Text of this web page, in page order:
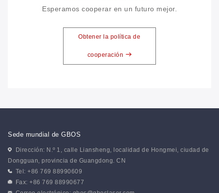
Esperamos cooperar en un futuro mejor.
Obtener la política de
cooperación
Sede mundial de GBOS
Dirección: N.º 1, calle Liansheng, localidad de Hongmei, ciudad de
Dongguan, provincia de Guangdong. CN
Tel: +86 769 88990609
Fax: +86 769 88990677